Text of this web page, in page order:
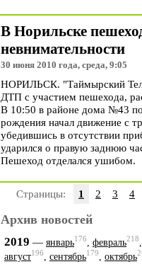
В Норильске
невнимательности
30 июня 2010 года, среда, 9:05
НОРИЛЬСК. "Таймырский
ДТП с участием пешехода,
В 10:50 в районе дома №43
рождения начал движение с
убедившись в отсутствии
ударился о правую заднюю
Пешеход отделался ушибом.
Страницы: 1 2 3 4
Архив новостей
2019 — январь176 февраль218
август196, сентябрь179, октябрь